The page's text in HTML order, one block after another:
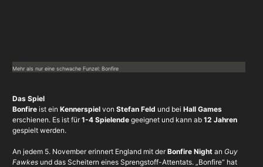
Mehr als nur eine schwache Funzel: Bonfire
Das Spiel
Bonfire ist ein Kennerspielvon Stefan Feld und bei Hall Games
erschienen. Es ist für1-4 Spielendegeeignet und kann ab 12 Jahren
gespielt werden.
An jedem 5. November erinnert England mit derBonfire Nightan Guy
Fawkesund das Scheitern eines Sprengstoff-Attentats. „Bonfire“ hat